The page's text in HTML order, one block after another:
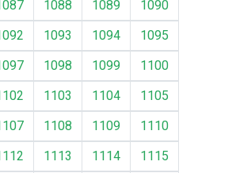
1088 1089
1090
1093 1094
1095
1098 1099
1100
1103 1104
1105
1108 1109
1110
1113 1114
1115